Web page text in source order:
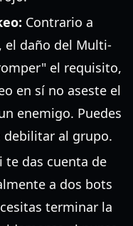
Contrario a
el daño del Multi-
el requisito,
en sí no aseste el
enemigo. Puedes
debilitar al grupo.
te das cuenta de
a dos bots
terminar la